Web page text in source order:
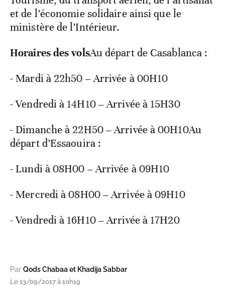
et de l’économie solidaire ainsi que le
ministère de l’Intérieur.
Horaires des volsAu départ de Casablanca :
- Mardi à 22h50 – Arrivée à 00H10
- Vendredi à 14H10 – Arrivée à 15H30
- Dimanche à 22H50 – Arrivée à 00H10Au
départ d’Essaouira :
- Lundi à 08H00 – Arrivée à 09H10
- Mercredi à 08H00 – Arrivée à 09H10
- Vendredi à 16H10 – Arrivée à 17H20
Par Qods Chabaa et Khadija Sabbar
Le 13/09/2017 à 10h19